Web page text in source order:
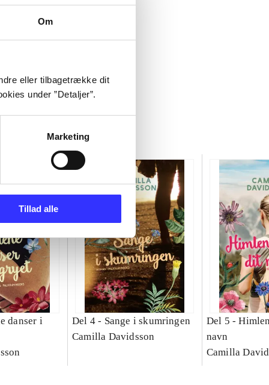
Om
eller tilbagetrække dit
under ”Detaljer”.
Marketing
Tillad alle
danser i
Del 4 - Sange i skumringen
Camilla Davidsson
Del 5 -
navn
Camilla